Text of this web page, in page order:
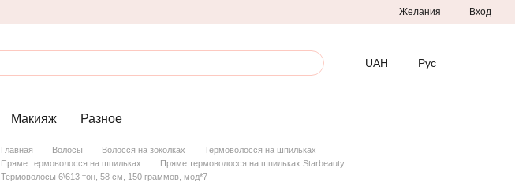
Желания Вход
UAH Рус
Макияж Разное
Главная Волосы Волосся на зоколках
Термоволосся на шпильках
Пряме термоволосся на шпильках
Пряме термоволосся на шпильках Starbeauty
Термоволосы 6\613 тон, 58 см, 150 граммов, мод*7